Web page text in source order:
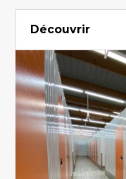
Découvrir